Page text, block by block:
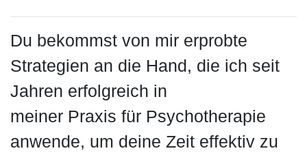
Du bekommst von mir erprobte
Strategien an die Hand, die ich seit
Jahren erfolgreich in
meiner Praxis für Psychotherapie
anwende, um deine Zeit effektiv zu